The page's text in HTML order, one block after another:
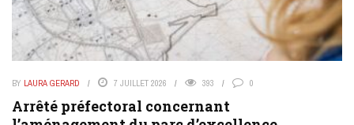
BY LAURA GERARD 7 JUILLET 2026 393 0
Arrêté préfectoral concernant